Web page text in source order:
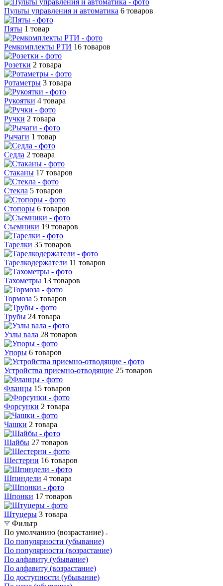
Пульты управления и автоматика 6 товаров
Пяты 1 товар
Ремкомплекты РТИ 16 товаров
Розетки 2 товара
Ротаметры 3 товара
Рукоятки 4 товара
Ручки 2 товара
Рычаги 1 товар
Седла 2 товара
Стаканы 17 товаров
Стекла 5 товаров
Стопоры 6 товаров
Съемники 19 товаров
Тарелки 35 товаров
Тарелкодержатели 11 товаров
Тахометры 13 товаров
Тормоза 5 товаров
Трубы 24 товара
Узлы вала 28 товаров
Упоры 6 товаров
Устройства приемно-отводящие 25 товаров
Фланцы 15 товаров
Форсунки 2 товара
Чашки 2 товара
Шайбы 27 товаров
Шестерни 16 товаров
Шпиндели 4 товара
Шпонки 17 товаров
Штуцеры 3 товара
Фильтр
По умолчанию (возрастание)
По популярности (убывание)
По популярности (возрастание)
По алфавиту (убывание)
По алфавиту (возрастание)
По доступности (убывание)